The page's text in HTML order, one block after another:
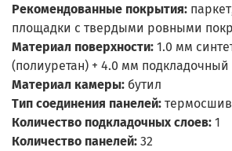
Рекомендованные покрытия:
площадки с твердыми ровными
Материал поверхности: 1.0 мм
(полиуретан) + 4.0 мм
Материал камеры: бутил
Тип соединения панелей:
Количество подкладочных слоев: 1
Количество панелей: 32